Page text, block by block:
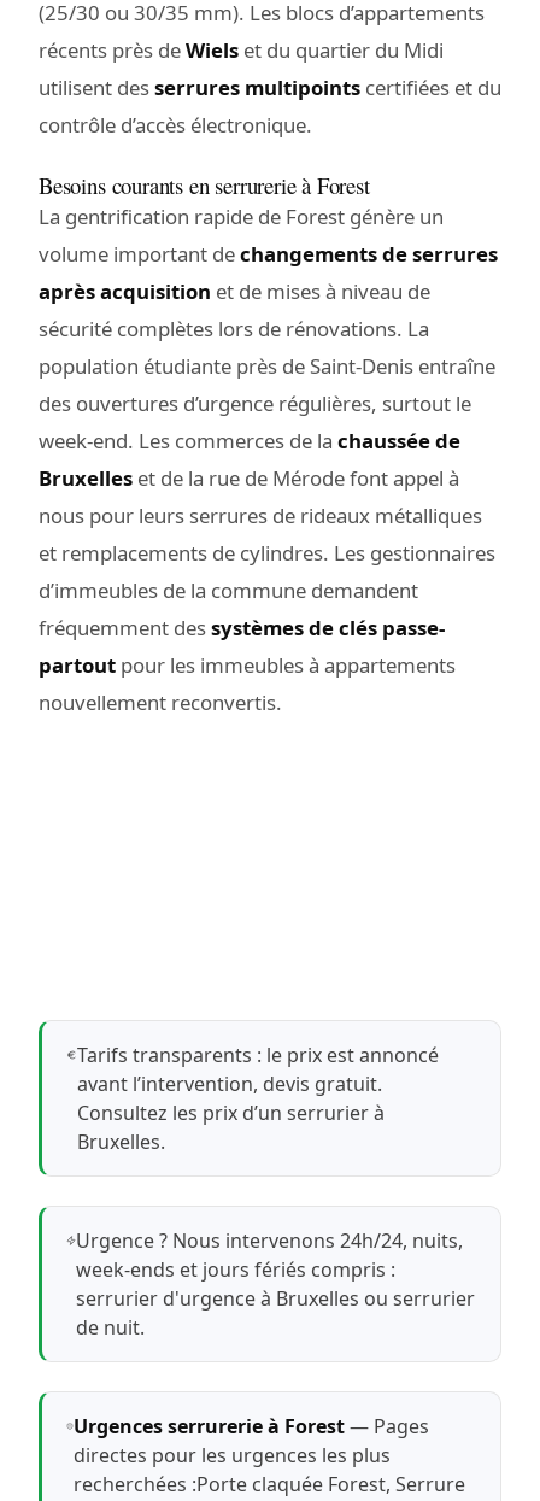
(25/30 ou 30/35 mm). Les blocs d’appartements
récents près deWiels et du quartier du Midi
utilisent desserrures multipoints certifiées et du
contrôle d’accès électronique.
Besoins courants en serrurerie à Forest
La gentrification rapide de Forest génère un
volume important dechangements de serrures
après acquisition et de mises à niveau de
sécurité complètes lors de rénovations. La
population étudiante près de Saint-Denis entraîne
des ouvertures d’urgence régulières, surtout le
week-end. Les commerces de la chaussée de
Bruxelles et de la rue de Mérode font appel à
nous pour leurs serrures de rideaux métalliques
et remplacements de cylindres. Les gestionnaires
d’immeubles de la commune demandent
fréquemment dessystèmes de clés passe-
partout pour les immeubles à appartements
nouvellement reconvertis.
Tarifs transparents : le prix est annoncé
avant l’intervention, devis gratuit.
Consultez les prix d’un serrurier à
Bruxelles.
Urgence ? Nous intervenons 24h/24, nuits,
week-ends et jours fériés compris :
serrurier d'urgence à Bruxelles ouserrurier
de nuit.
Urgences serrurerie à Forest— Pages
directes pour les urgences les plus
recherchées :Porte claquée Forest, Serrure